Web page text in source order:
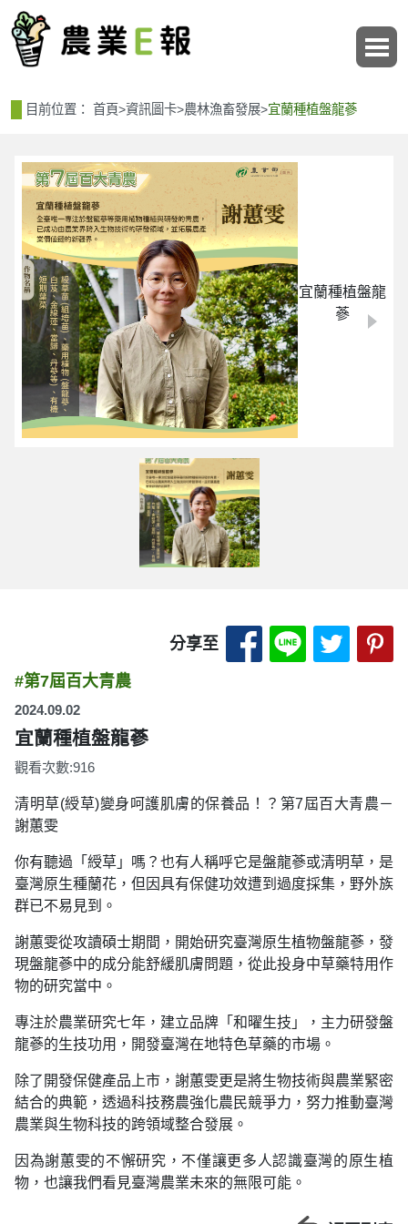
目前位置： 首頁>資訊圖卡>農林漁畜發展>宜蘭種植盤龍蔘
宜蘭種植盤龍
蔘
分享至 分享至 Facebook-
分享至分享
#第7屆百大青農
2024.09.02
宜蘭種植盤龍蔘
觀看次數:916
清明草(綬草)變身呵護肌膚的保養品！？第7屆百大青農－
謝蕙雯
你有聽過「綬草」嗎？也有人稱呼它是盤龍蔘或清明草，是
臺灣原生種蘭花，但因具有保健功效遭到過度採集，野外族
群已不易見到。
謝蕙雯從攻讀碩士期間，開始研究臺灣原生植物盤龍蔘，發
現盤龍蔘中的成分能舒緩肌膚問題，從此投身中草藥特用作
物的研究當中。
專注於農業研究七年，建立品牌「和曜生技」，主力研發盤
龍蔘的生技功用，開發臺灣在地特色草藥的市場。
除了開發保健產品上市，謝蕙雯更是將生物技術與農業緊密
結合的典範，透過科技務農強化農民競爭力，努力推動臺灣
農業與生物科技的跨領域整合發展。
因為謝蕙雯的不懈研究，不僅讓更多人認識臺灣的原生植
物，也讓我們看見臺灣農業未來的無限可能。